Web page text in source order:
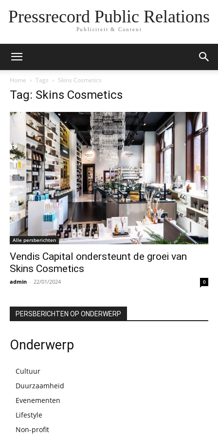
Pressrecord Public Relations
Publiciteit & Content
Home Tags Skins Cosmetics
Tag: Skins Cosmetics
Alle persberichten
Vendis Capital ondersteunt de groei van
Skins Cosmetics
admin - 22/01/2024 0
PERSBERICHTEN OP ONDERWERP
Onderwerp
Cultuur
Duurzaamheid
Evenementen
Lifestyle
Non-profit